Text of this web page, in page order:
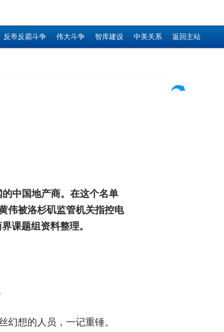
反帝反霸斗争 伟大斗争 智库建设 中美关系 返回主站
中国地产商。在这个名单
伟被洛杉矶监管机关指控电
课题组资料整理。
想的人员，一记重锤。